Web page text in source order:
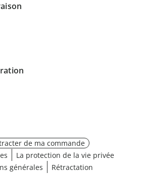
de ma commande
La protection de la vie privée
générales
Rétractation